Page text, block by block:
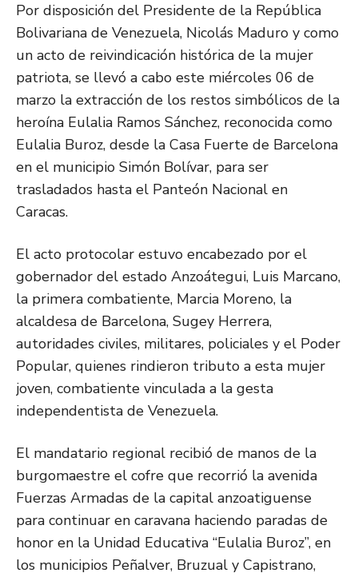
Por disposición del Presidente de la República
Bolivariana de Venezuela, Nicolás Maduro y como
un acto de reivindicación histórica de la mujer
patriota, se llevó a cabo este miércoles 06 de
marzo la extracción de los restos simbólicos de la
heroína Eulalia Ramos Sánchez, reconocida como
Eulalia Buroz, desde la Casa Fuerte de Barcelona
en el municipio Simón Bolívar, para ser
trasladados hasta el Panteón Nacional en
Caracas.
El acto protocolar estuvo encabezado por el
gobernador del estado Anzoátegui, Luis Marcano,
la primera combatiente, Marcia Moreno, la
alcaldesa de Barcelona, Sugey Herrera,
autoridades civiles, militares, policiales y el Poder
Popular, quienes rindieron tributo a esta mujer
joven, combatiente vinculada a la gesta
independentista de Venezuela.
El mandatario regional recibió de manos de la
burgomaestre el cofre que recorrió la avenida
Fuerzas Armadas de la capital anzoatiguense
para continuar en caravana haciendo paradas de
honor en la Unidad Educativa “Eulalia Buroz”, en
los municipios Peñalver, Bruzual y Capistrano,